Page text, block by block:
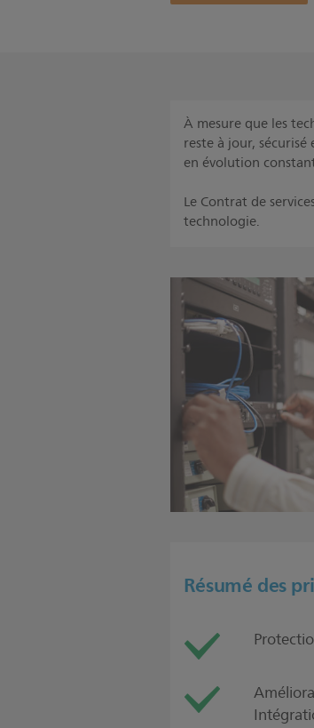
À mesure que les
reste à jour,
en évolution
Le Contrat de
technologie.
Résumé des